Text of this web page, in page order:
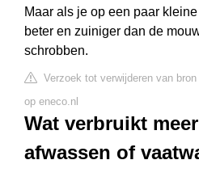
Maar als je op een paar
beter en zuiniger dan de
schrobben.
Verzoek tot verwijderen van bron
op eneco.nl
Wat verbruikt
afwassen of